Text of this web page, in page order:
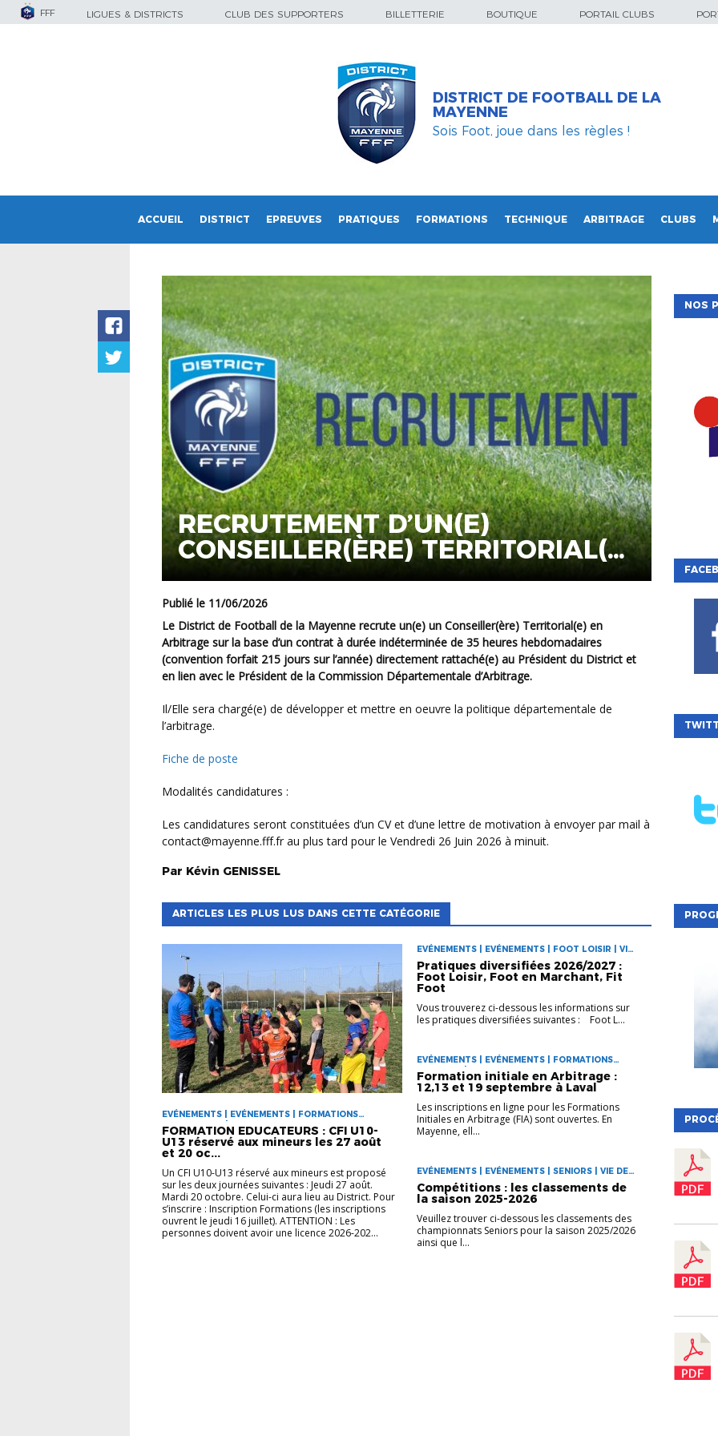
FFF LIGUES & DISTRICTS CLUB DES SUPPORTERS BILLETTERIE BOUTIQUE PORTAIL CLUBS
DISTRICT DE FOOTBALL DE LA
MAYENNE
Sois Foot, joue dans les règles !
ACCUEIL DISTRICT EPREUVES PRATIQUES FORMATIONS TECHNIQUE ARBITRAGE CLUBS
RECRUTEMENT D’UN(E)
CONSEILLER(ÈRE) TERRITORIAL(E)
EN ARBITRAGE
Publié le 11/06/2026
Le District de Football de la Mayenne recrute un(e) un Conseiller(ère) Territorial(e) en
Arbitrage sur la base d’un contrat à durée indéterminée de 35 heures hebdomadaires
(convention forfait 215 jours sur l’année) directement rattaché(e) au Président du District et
en lien avec le Président de la Commission Départementale d’Arbitrage.
Il/Elle sera chargé(e) de développer et mettre en oeuvre la politique départementale de
l’arbitrage.
Fiche de poste
Modalités candidatures :
Les candidatures seront constituées d’un CV et d’une lettre de motivation à envoyer par mail à
contact@mayenne.fff.fr au plus tard pour le Vendredi 26 Juin 2026 à minuit.
Par Kévin GENISSEL
ARTICLES LES PLUS LUS DANS CETTE CATÉGORIE
EVÉNEMENTS | EVÉNEMENTS | FORMATIONS
EDUCATEURS | VIE DES CLUBS
FORMATION EDUCATEURS : CFI U10-
U13 réservé aux mineurs les 27 août
et 20 oc...
Un CFI U10-U13 réservé aux mineurs est proposé
sur les deux journées suivantes : Jeudi 27 août.
Mardi 20 octobre. Celui-ci aura lieu au District. Pour
s’inscrire : Inscription Formations (les inscriptions
ouvrent le jeudi 16 juillet). ATTENTION : Les
personnes doivent avoir une licence 2026-202...
EVÉNEMENTS | EVÉNEMENTS | FOOT LOISIR | VIE
DES CLUBS
Pratiques diversifiées 2026/2027 :
Foot Loisir, Foot en Marchant, Fit
Foot
Vous trouverez ci-dessous les informations sur
les pratiques diversifiées suivantes : Foot L...
EVÉNEMENTS | EVÉNEMENTS | FORMATIONS
ARBITRES | VIE DES CLUBS
Formation initiale en Arbitrage :
12,13 et 19 septembre à Laval
Les inscriptions en ligne pour les Formations
Initiales en Arbitrage (FIA) sont ouvertes. En
Mayenne, ell...
EVÉNEMENTS | EVÉNEMENTS | SENIORS | VIE DES
CLUBS
Compétitions : les classements de
la saison 2025-2026
Veuillez trouver ci-dessous les classements des
championnats Seniors pour la saison 2025/2026
ainsi que l...
NOS